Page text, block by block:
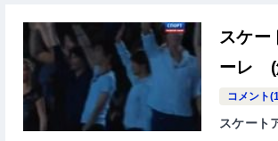
スケ
ーレ (
コメント
スケート